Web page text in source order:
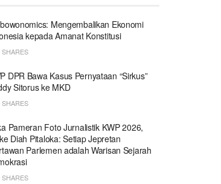
Mengembalikan Ekonomi
kepada Amanat Konstitusi
SHARES
DPR Bawa Kasus Pernyataan “Sirkus”
Sitorus ke MKD
SHARES
Pameran Foto Jurnalistik KWP 2026,
Diah Pitaloka: Setiap Jepretan
Parlemen adalah Warisan Sejarah
SHARES